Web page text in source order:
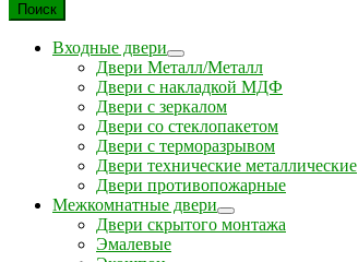
Поиск
Входные двери
Двери Металл/Металл
Двери с накладкой МДФ
Двери с зеркалом
Двери со стеклопакетом
Двери с терморазрывом
Двери технические металлические
Двери противопожарные
Межкомнатные двери
Двери скрытого монтажа
Эмалевые